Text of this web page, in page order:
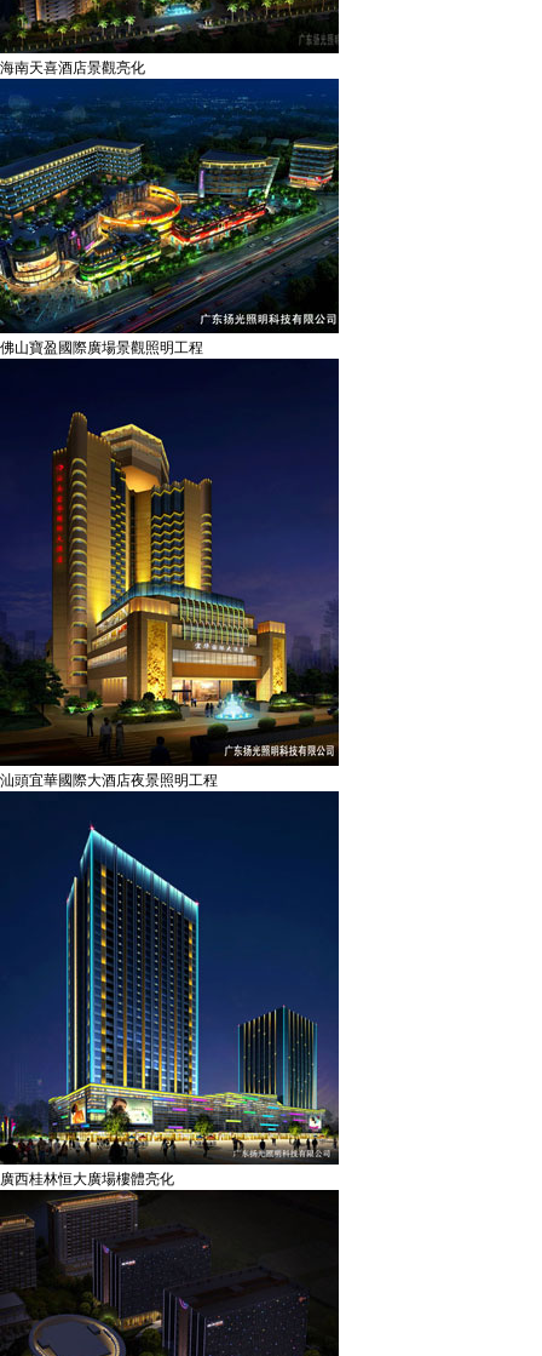
海南天喜酒店景觀亮化
佛山寶盈國際廣場景觀照明工程
汕頭宜華國際大酒店夜景照明工程
廣西桂林恒大廣場樓體亮化